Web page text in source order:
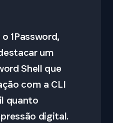
1Password,
um
Shell que
com a CLI
quanto
digital.